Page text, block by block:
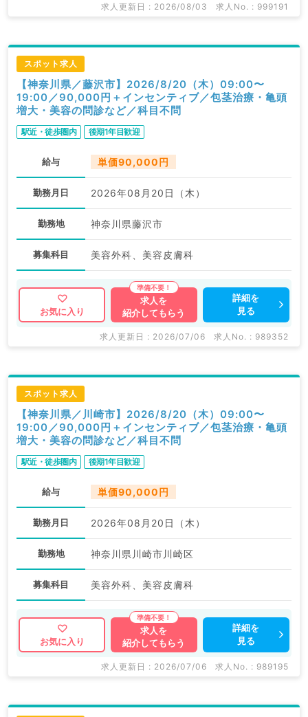
求人更新日 : 2026/08/03 求人No. : 999191
スポット求人
【神奈川県／藤沢市】2026/8/20（木）09:00〜
19:00／90,000円＋インセンティブ／包茎治療・亀頭
増大・美容の問診など／科目不問
駅近・徒歩圏内 後期1年目歓迎
給与 単価90,000円
勤務月日 2026年08月20日（木）
勤務地 神奈川県藤沢市
募集科目 美容外科、美容皮膚科
お気に入り
求人を
紹介してもらう
詳細を
見る
求人更新日 : 2026/07/06 求人No. : 989352
スポット求人
【神奈川県／川崎市】2026/8/20（木）09:00〜
19:00／90,000円＋インセンティブ／包茎治療・亀頭
増大・美容の問診など／科目不問
駅近・徒歩圏内 後期1年目歓迎
給与 単価90,000円
勤務月日 2026年08月20日（木）
勤務地 神奈川県川崎市川崎区
募集科目 美容外科、美容皮膚科
お気に入り
求人を
紹介してもらう
詳細を
見る
求人更新日 : 2026/07/06 求人No. : 989195